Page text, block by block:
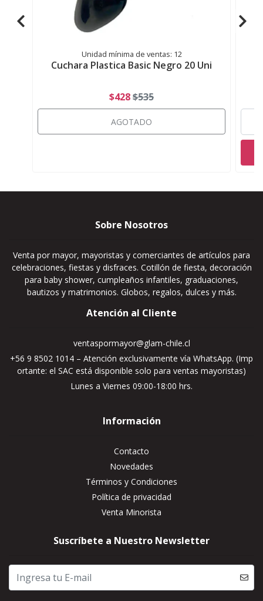
Unidad mínima de ventas: 12
Cuchara Plastica Basic Negro 20 Uni
$428$535
AGOTADO
Sobre Nosotros
Venta por mayor, mayoristas y comerciantes de artículos para
celebraciones, fiestas y disfraces. Cotillón de fiesta, decoración
para baby shower, cumpleaños infantiles, graduaciones,
bautizos y matrimonios. Globos, regalos, dulces y más.
Atención al Cliente
ventaspormayor@glam-chile.cl
+56 9 8502 1014 – Atención exclusivamente vía WhatsApp. (Imp
ortante: el SAC está disponible solo para ventas mayoristas)
Lunes a Viernes 09:00-18:00 hrs.
Información
Contacto
Novedades
Términos y Condiciones
Política de privacidad
Venta Minorista
Suscríbete a Nuestro Newsletter